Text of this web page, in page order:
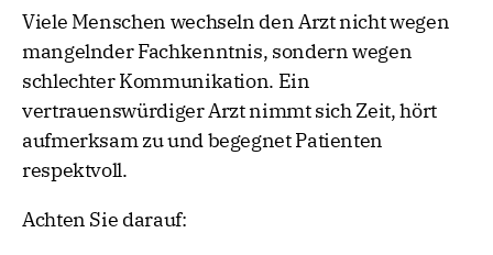
Viele Menschen wechseln den Arzt nicht wegen
mangelnder Fachkenntnis, sondern wegen
schlechter Kommunikation. Ein
vertrauenswürdiger Arzt nimmt sich Zeit, hört
aufmerksam zu und begegnet Patienten
respektvoll.
Achten Sie darauf: